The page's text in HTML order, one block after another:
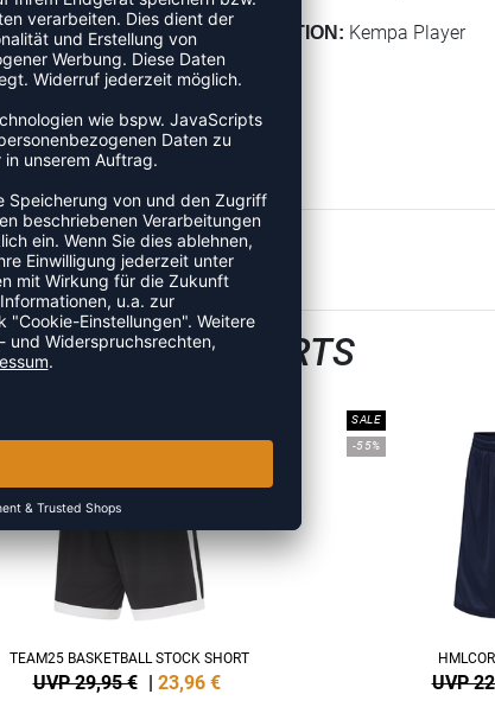
KOLLEKTION: Kempa Player
TEAM25 BASKETBALL STOCK SHORT
UVP 29,95 € | 23,96 €
SALE
-55%
UVP